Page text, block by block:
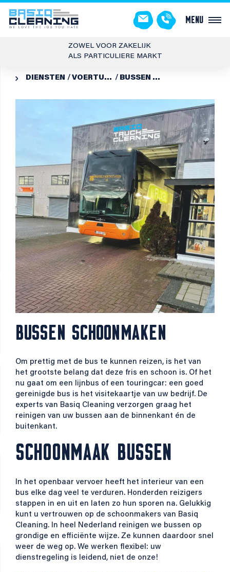
Menu
ZOWEL VOOR ZAKELIJK
ALS PARTICULIERE MARKT
 DIENSTEN VOERTUIG REINIGING BUSSEN SCHOONMAKEN
BUSSEN SCHOONMAKEN
Om prettig met de bus te kunnen reizen, is het van
het grootste belang dat deze fris en schoon is. Of het
nu gaat om een lijnbus of een touringcar: een goed
gereinigde bus is het visitekaartje van uw bedrijf. De
experts van Basiq Cleaning verzorgen graag het
reinigen van uw bussen aan de binnenkant én de
buitenkant.
SCHOONMAAK BUSSEN
In het openbaar vervoer heeft het interieur van een
bus elke dag veel te verduren. Honderden reizigers
stappen in en uit en laten zo hun sporen na. Gelukkig
kunt u vertrouwen op de schoonmakers van Basiq
Cleaning. In heel Nederland reinigen we bussen op
grondige en efficiënte wijze. Ze kunnen daardoor snel
weer de weg op. We werken flexibel: uw
dienstregeling is leidend, niet de onze!